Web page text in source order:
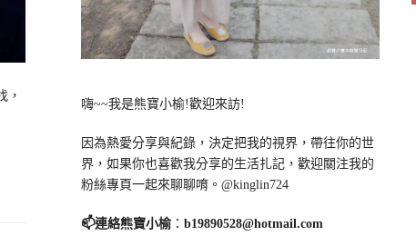
，
嗨~~我是熊寶小榆!歡迎來訪!
因為熱愛分享與紀錄，決定把我的視界，帶往你的世
界，如果你也喜歡我分享的生活扎記，歡迎關注我的
粉絲專頁一起來聊聊唷。@kinglin724
📫連絡熊寶小榆： b19890528@hotmail.com